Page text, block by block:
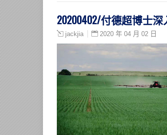
20200402/付德超博士
jackjia 2020 年 04 月 02 日